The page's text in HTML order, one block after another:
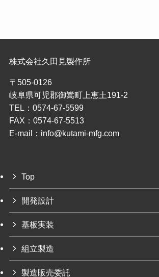
株式会社久田見製作所
〒505-0126
岐阜県可児郡御嵩町上恵土191-2
TEL：0574-67-5599
FAX：0574-67-5513
E-mail：info@kutami-mfg.com
Top
開発設計
基板実装
組立製造
製造販売委託